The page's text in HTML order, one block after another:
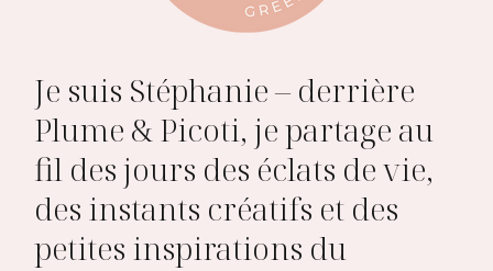
Je suis Stéphanie – derrière
Plume & Picoti, je partage au
fil des jours des éclats de vie,
des instants créatifs et des
petites inspirations du